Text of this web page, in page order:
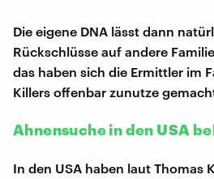
Die eigene DNA lässt dann
Rückschlüsse auf andere
das haben sich die Ermittler im
Killers offenbar zunutze
Ahnensuche in den USA
In den USA haben laut Thomas